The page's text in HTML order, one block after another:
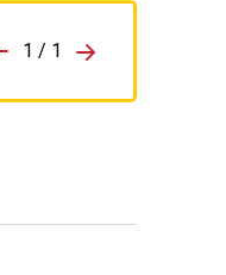
1 / 1
Przejdź do